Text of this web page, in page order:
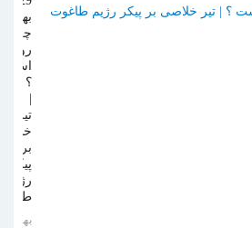
بهمن
چه
روزی
است
؟
تیر
بر
پیکر
رژیم
بهمن